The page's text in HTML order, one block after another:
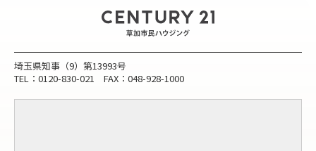
埼玉県知事（9）第13993号
TEL：0120-830-021 FAX：048-928-1000